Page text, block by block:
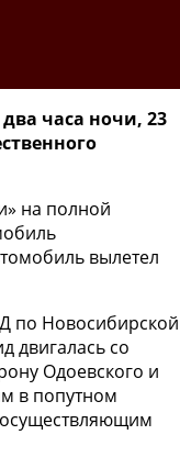
часа ночи, 23
на полной
вылетел
по Новосибирской
двигалась со
Одоевского и
в попутном